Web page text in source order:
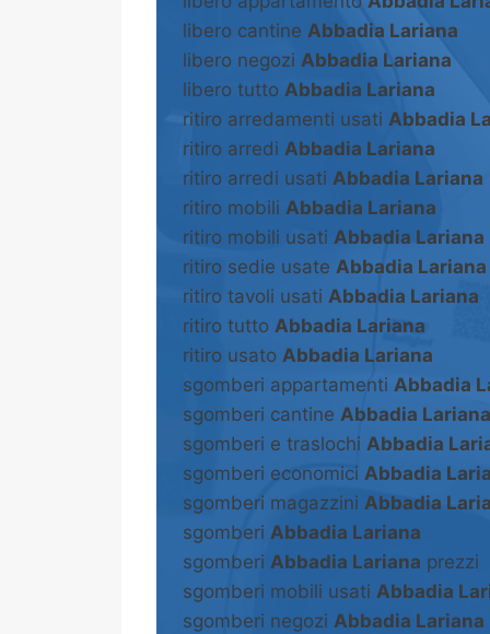
libero cantine Abbadia Lariana
libero negozi Abbadia Lariana
libero tutto Abbadia Lariana
ritiro arredamenti usati Abbadia
ritiro arredi Abbadia Lariana
ritiro arredi usati Abbadia Lariana
ritiro mobili Abbadia Lariana
ritiro mobili usati Abbadia Lariana
ritiro sedie usate Abbadia Lariana
ritiro tavoli usati Abbadia Lariana
ritiro tutto Abbadia Lariana
ritiro usato Abbadia Lariana
sgomberi appartamenti Abbadia
sgomberi cantine Abbadia Lariana
sgomberi e traslochi Abbadia
sgomberi economici Abbadia
sgomberi magazzini Abbadia
sgomberi Abbadia Lariana
sgomberi Abbadia Lariana prezzi
sgomberi mobili usati Abbadia
sgomberi negozi Abbadia Lariana